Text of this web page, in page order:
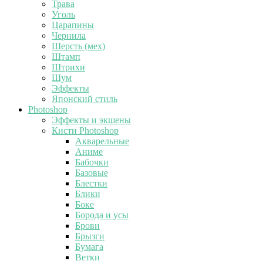
Трава
Уголь
Царапины
Чернила
Шерсть (мех)
Штамп
Штрихи
Шум
Эффекты
Японский стиль
Photoshop
Эффекты и экшены
Кисти Photoshop
Акварельные
Аниме
Бабочки
Базовые
Блестки
Блики
Боке
Борода и усы
Брови
Брызги
Бумага
Ветки